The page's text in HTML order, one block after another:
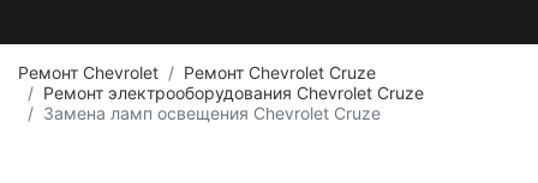
Ремонт Chevrolet
Ремонт Chevrolet Cruze
Ремонт электрооборудования Chevrolet Cruze
Замена ламп освещения Chevrolet Cruze